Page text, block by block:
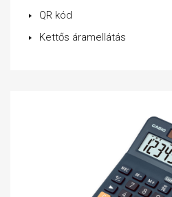
QR kód
Kettős áramellátás